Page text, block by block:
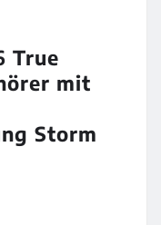
True
mit
Storm